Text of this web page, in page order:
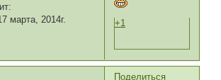
марта, 2014г.
+1
Поделиться